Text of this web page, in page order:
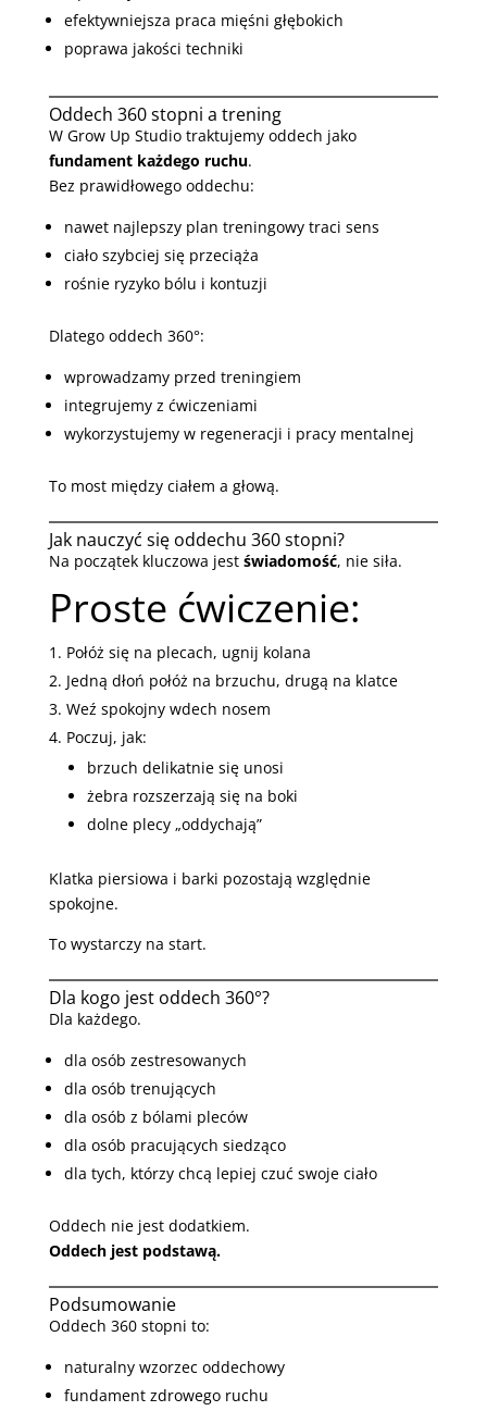
efektywniejsza praca mięśni głębokich
poprawa jakości techniki
Oddech 360 stopni a trening
W Grow Up Studio traktujemy oddech jako
fundament każdego ruchu.
Bez prawidłowego oddechu:
nawet najlepszy plan treningowy traci sens
ciało szybciej się przeciąża
rośnie ryzyko bólu i kontuzji
Dlatego oddech 360°:
wprowadzamy przed treningiem
integrujemy z ćwiczeniami
wykorzystujemy w regeneracji i pracy mentalnej
To most między ciałem a głową.
Jak nauczyć się oddechu 360 stopni?
Na początek kluczowa jest świadomość, nie siła.
Proste ćwiczenie:
Połóż się na plecach, ugnij kolana
Jedną dłoń połóż na brzuchu, drugą na klatce
Weź spokojny wdech nosem
Poczuj, jak:
brzuch delikatnie się unosi
żebra rozszerzają się na boki
dolne plecy „oddychają”
Klatka piersiowa i barki pozostają względnie
spokojne.
To wystarczy na start.
Dla kogo jest oddech 360°?
Dla każdego.
dla osób zestresowanych
dla osób trenujących
dla osób z bólami pleców
dla osób pracujących siedząco
dla tych, którzy chcą lepiej czuć swoje ciało
Oddech nie jest dodatkiem.
Oddech jest podstawą.
Podsumowanie
Oddech 360 stopni to:
naturalny wzorzec oddechowy
fundament zdrowego ruchu